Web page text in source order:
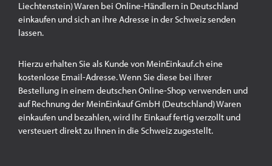
Liechtenstein) Waren bei Online-Händlern in Deutschland
einkaufen und sich an ihre Adresse in der Schweiz senden
lassen.
Hierzu erhalten Sie als Kunde von MeinEinkauf.ch eine
kostenlose Email-Adresse. Wenn Sie diese bei Ihrer
Bestellung in einem deutschen Online-Shop verwenden und
auf Rechnung der MeinEinkauf GmbH (Deutschland) Waren
einkaufen und bezahlen, wird Ihr Einkauf fertig verzollt und
versteuert direkt zu Ihnen in die Schweiz zugestellt.